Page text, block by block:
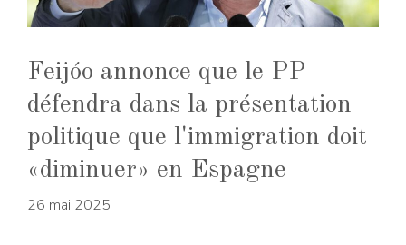
Feijóo annonce que le PP
défendra dans la présentation
politique que l'immigration doit
«diminuer» en Espagne
26 mai 2025